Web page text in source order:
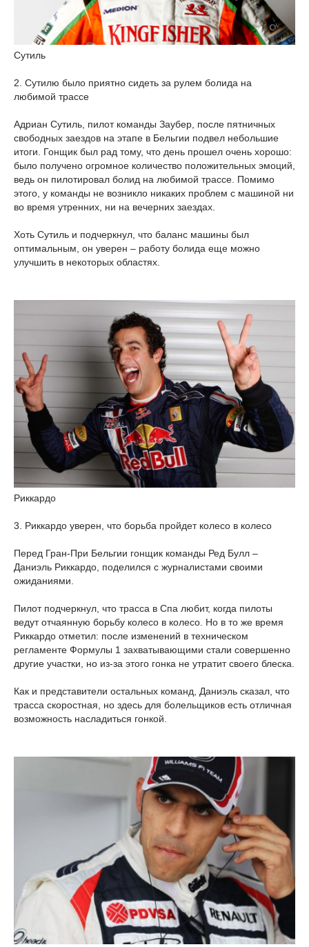
Сутиль
2. Сутилю было приятно сидеть за рулем болида на
любимой трассе
Адриан Сутиль, пилот команды Заубер, после пятничных
свободных заездов на этапе в Бельгии подвел небольшие
итоги. Гонщик был рад тому, что день прошел очень хорошо:
было получено огромное количество положительных эмоций,
ведь он пилотировал болид на любимой трассе. Помимо
этого, у команды не возникло никаких проблем с машиной ни
во время утренних, ни на вечерних заездах.
Хоть Сутиль и подчеркнул, что баланс машины был
оптимальным, он уверен – работу болида еще можно
улучшить в некоторых областях.
Риккардо
3. Риккардо уверен, что борьба пройдет колесо в колесо
Перед Гран-При Бельгии гонщик команды Ред Булл –
Даниэль Риккардо, поделился с журналистами своими
ожиданиями.
Пилот подчеркнул, что трасса в Спа любит, когда пилоты
ведут отчаянную борьбу колесо в колесо. Но в то же время
Риккардо отметил: после изменений в техническом
регламенте Формулы 1 захватывающими стали совершенно
другие участки, но из-за этого гонка не утратит своего блеска.
Как и представители остальных команд, Даниэль сказал, что
трасса скоростная, но здесь для болельщиков есть отличная
возможность насладиться гонкой.